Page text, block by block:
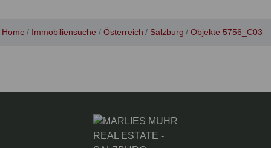
Home Immobiliensuche Österreich Salzburg Objekte 5756_C03